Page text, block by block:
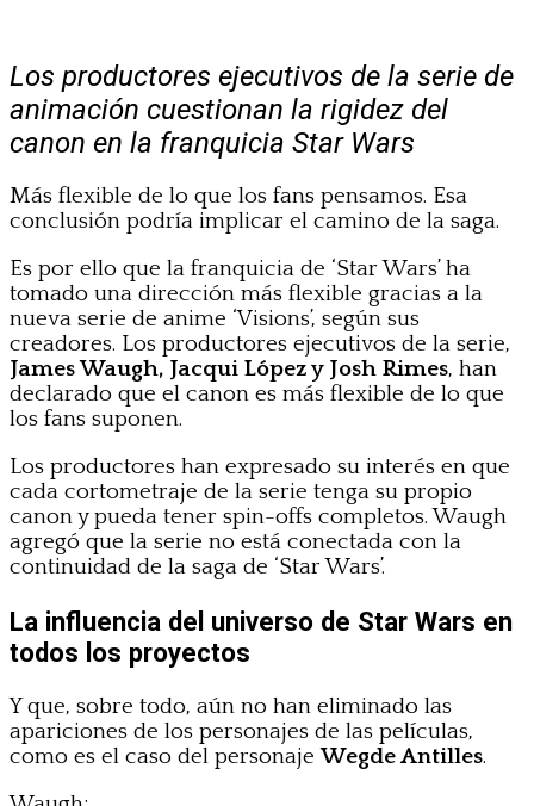
Los productores ejecutivos de la serie de
animación cuestionan la rigidez del
canon en la franquicia Star Wars
Más flexible de lo que los fans pensamos. Esa
conclusión podría implicar el camino de la saga.
Es por ello que la franquicia de ‘Star Wars’ ha
tomado una dirección más flexible gracias a la
nueva serie de anime ‘Visions’, según sus
creadores. Los productores ejecutivos de la serie,
James Waugh, Jacqui López y Josh Rimes, han
declarado que el canon es más flexible de lo que
los fans suponen.
Los productores han expresado su interés en que
cada cortometraje de la serie tenga su propio
canon y pueda tener spin-offs completos. Waugh
agregó que la serie no está conectada con la
continuidad de la saga de ‘Star Wars’.
La influencia del universo de Star Wars en
todos los proyectos
Y que, sobre todo, aún no han eliminado las
apariciones de los personajes de las películas,
como es el caso del personajeWegde Antilles.